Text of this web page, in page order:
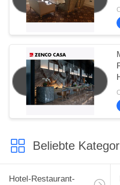
Beliebte
Hotel-Restaurant-